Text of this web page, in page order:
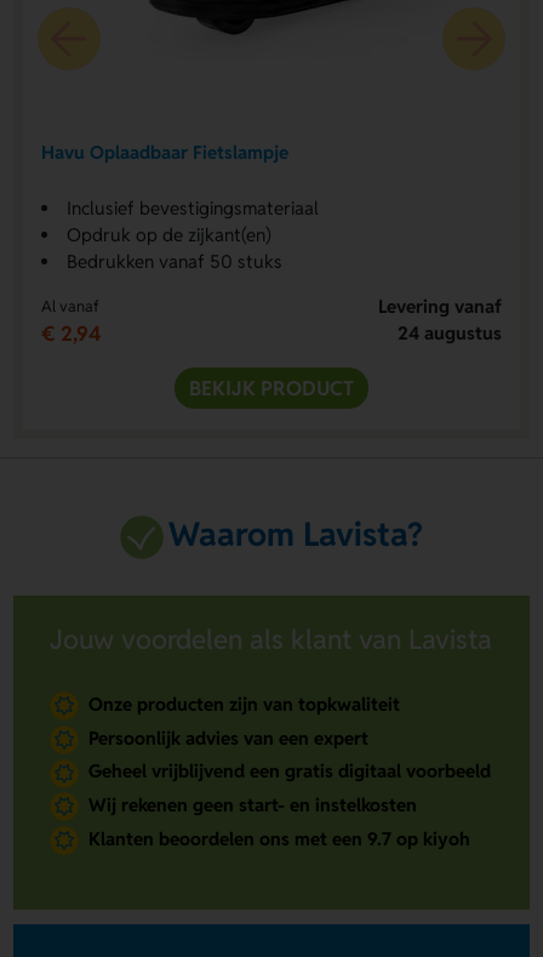
Havu Oplaadbaar Fietslampje
Inclusief bevestigingsmateriaal
Opdruk op de zijkant(en)
Bedrukken vanaf 50 stuks
Al vanaf
€ 2,94
Levering vanaf
24 augustus
BEKIJK PRODUCT
Waarom Lavista?
Jouw voordelen als klant van Lavista
Onze producten zijn van topkwaliteit
Persoonlijk advies van een expert
Geheel vrijblijvend een gratis digitaal voorbeeld
Wij rekenen geen start- en instelkosten
Klanten beoordelen ons met een 9.7 op kiyoh